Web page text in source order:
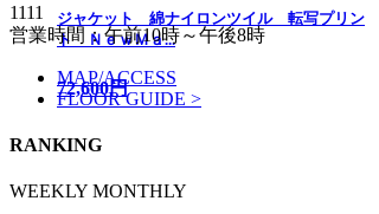
ジャケット 綿ナイロンツイル 転写プリン
ト ＮｅｗＭａ...
72,600円
1111
営業時間：午前10時～午後8時
MAP/ACCESS
FLOOR GUIDE >
RANKING
WEEKLY MONTHLY